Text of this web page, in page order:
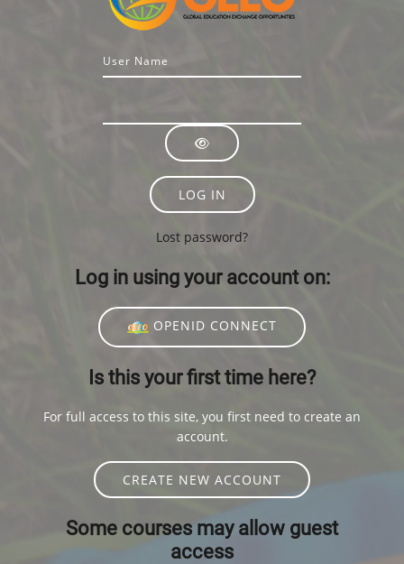
LOG IN
Lost password?
Log in using your account on:
OPENID CONNECT
Is this your first time here?
For full access to this site, you first need to create an
account.
CREATE NEW ACCOUNT
Some courses may allow guest
access